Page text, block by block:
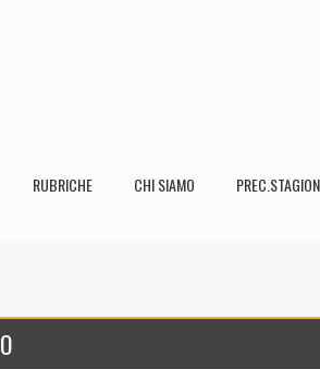
RUBRICHE CHI SIAMO